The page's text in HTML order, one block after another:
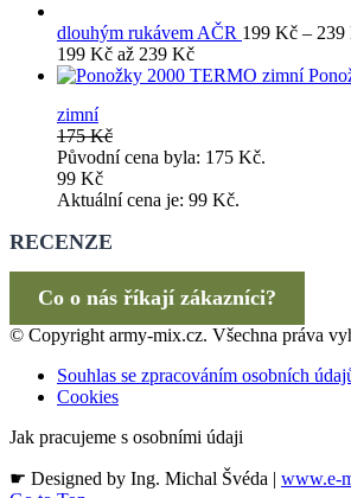
dlouhým rukávem AČR 199 Kč – 239
199 Kč až 239 Kč
zimní
175Kč
Původní cena byla: 175 Kč.
99 Kč
Aktuální cena je: 99 Kč.
RECENZE
Co o nás říkají zákazníci?
© Copyright army-mix.cz. Všechna práva
Souhlas se zpracováním osobních
Cookies
Jak pracujeme s osobními údaji
☛ Designed by Ing. Michal Švéda | www.e-